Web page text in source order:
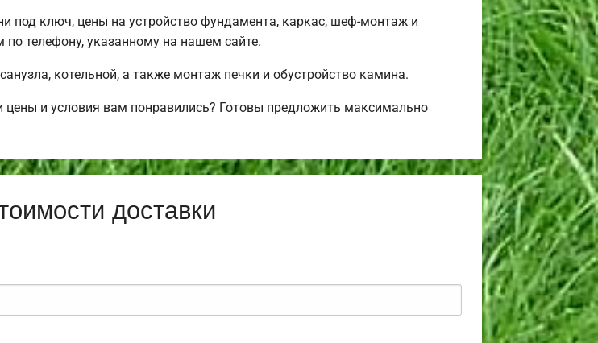
под ключ, цены на устройство фундамента, каркас, шеф-монтаж и
телефону, указанному на нашем сайте.
котельной, а также монтаж печки и обустройство камина.
и условия вам понравились? Готовы предложить максимально
доставки